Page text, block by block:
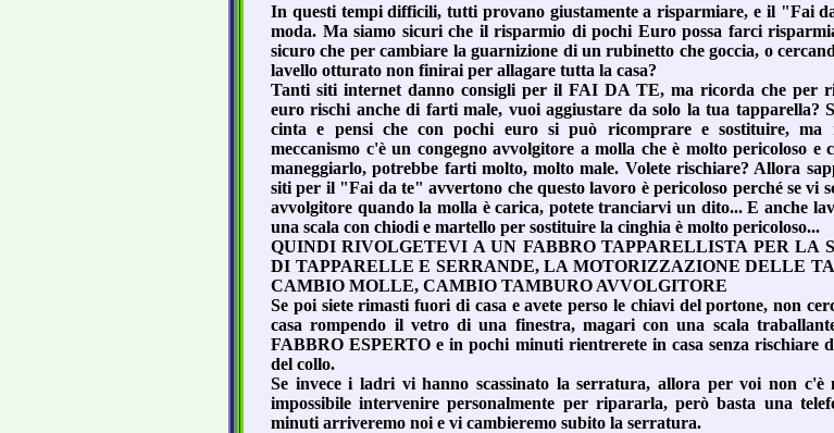
In questi tempi difficili, tutti provano giustamente a risparmiare, e il "Fai
moda. Ma siamo sicuri che il risparmio di pochi Euro possa farci
sicuro che per cambiare la guarnizione di un rubinetto che goccia, o
lavello otturato non finirai per allagare tutta la casa?
Tanti siti internet danno consigli per il FAI DA TE, ma ricorda che per
euro rischi anche di farti male, vuoi aggiustare da solo la tua tapparella?
cinta e pensi che con pochi euro si può ricomprare e sostituire, ma
meccanismo c'è un congegno avvolgitore a molla che è molto pericoloso e
maneggiarlo, potrebbe farti molto, molto male. Volete rischiare? Allora
siti per il "Fai da te" avvertono che questo lavoro è pericoloso perché se vi
avvolgitore quando la molla è carica, potete tranciarvi un dito... E anche
una scala con chiodi e martello per sostituire la cinghia è molto pericoloso...
QUINDI RIVOLGETEVI A UN FABBRO TAPPARELLISTA PER LA
DI TAPPARELLE E SERRANDE, LA MOTORIZZAZIONE DELLE
CAMBIO MOLLE, CAMBIO TAMBURO AVVOLGITORE
Se poi siete rimasti fuori di casa e avete perso le chiavi del portone, non
casa rompendo il vetro di una finestra, magari con una scala
FABBRO ESPERTO e in pochi minuti rientrerete in casa senza rischiare
del collo.
Se invece i ladri vi hanno scassinato la serratura, allora per voi non c'è
impossibile intervenire personalmente per ripararla, però basta una
minuti arriveremo noi e vi cambieremo subito la serratura.